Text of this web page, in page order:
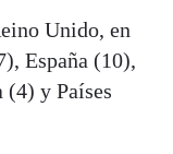
Unido, en
España (10),
y Países